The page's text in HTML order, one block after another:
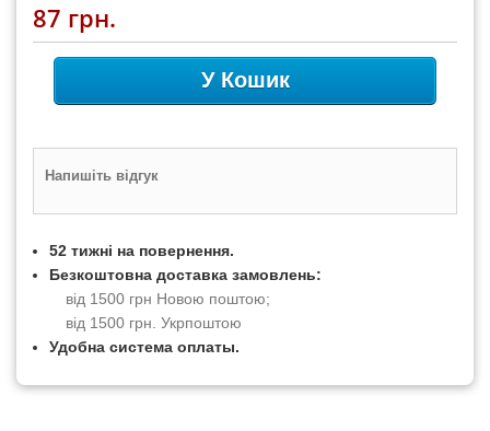
87 грн.
У Кошик
Напишіть відгук
52 тижні на повернення.
Безкоштовна доставка замовлень:
від 1500 грн Новою поштою;
від 1500 грн. Укрпоштою
Удобна система оплаты.